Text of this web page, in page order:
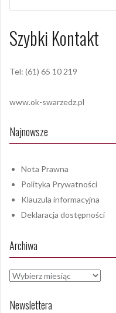
Szybki Kontakt
Tel: (61) 65 10 219
www.ok-swarzedz.pl
Najnowsze
Nota Prawna
Polityka Prywatności
Klauzula informacyjna
Deklaracja dostępności
Archiwa
Archiwa
Newslettera